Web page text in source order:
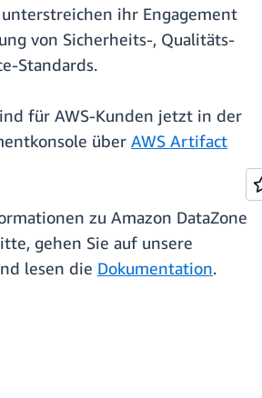
ihr Engagement
von Sicherheits-, Qualitäts-
Standards.
für AWS-Kunden jetzt in der
über AWS Artifact
zu Amazon DataZone
gehen Sie auf unsere
lesen die Dokumentation.